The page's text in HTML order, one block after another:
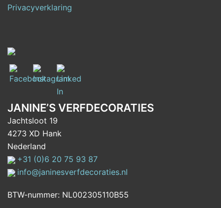
Privacyverklaring
JANINE’S VERFDECORATIES
Jachtsloot 19
4273 XD Hank
Nederland
+31 (0)6 20 75 93 87
info@janinesverfdecoraties.nl
BTW-nummer: NL002305110B55